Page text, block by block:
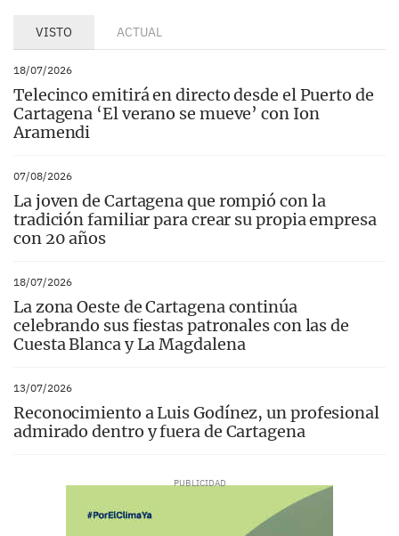
VISTO ACTUAL
18/07/2026
Telecinco emitirá en directo desde el Puerto de
Cartagena ‘El verano se mueve’ con Ion
Aramendi
07/08/2026
La joven de Cartagena que rompió con la
tradición familiar para crear su propia empresa
con 20 años
18/07/2026
La zona Oeste de Cartagena continúa
celebrando sus fiestas patronales con las de
Cuesta Blanca y La Magdalena
13/07/2026
Reconocimiento a Luis Godínez, un profesional
admirado dentro y fuera de Cartagena